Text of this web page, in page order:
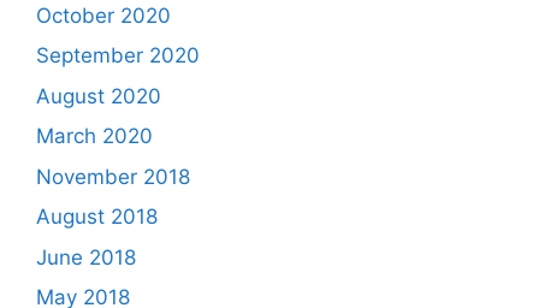
October 2020
September 2020
August 2020
March 2020
November 2018
August 2018
June 2018
May 2018